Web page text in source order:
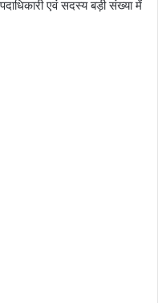
एवं सदस्य बड़ी संख्या में